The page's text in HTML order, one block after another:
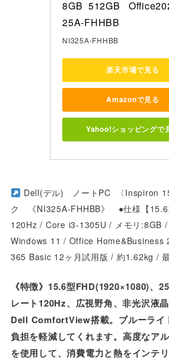
8GB  512GB
25A-FHHBB
NI325A-FHHBB
楽天市場で見る
Amazonで見る
Yahoo!ショッピングで
Dell(デル) ノートPC 〈Inspiron
ク 《NI325A-FHHBB》 ●仕様【
120Hz / Core i3-1305U / メモリ:8GB
Windows 11 / Office Home&Business
365 Basic 12ヶ月試用版 / 約1.62kg / 最
《特徴》15.6型FHD(1920×1080)、
レート120Hz、広視野角、非光沢液
Dell ComfortView搭載。ブルーライ
負担を軽減してくれます。高度なア
を使用して、消費電力と熱をインテ